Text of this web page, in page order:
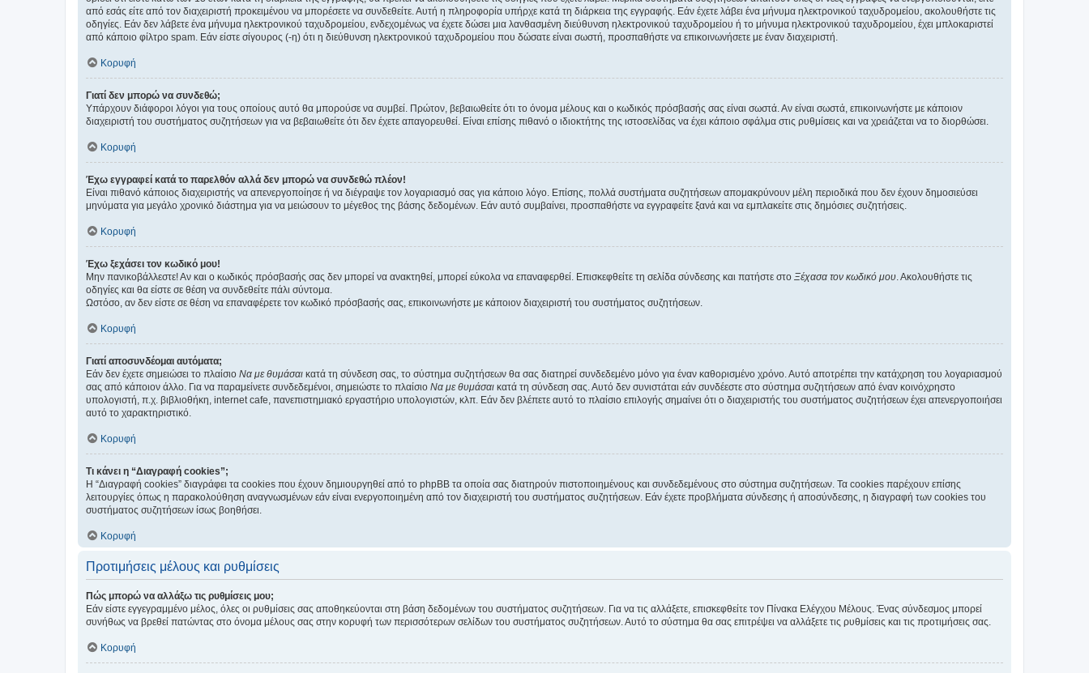
από εσάς είτε από τον διαχειριστή προκειμένου να μπορέσετε να συνδεθείτε. Αυτή η πληροφορία υπήρχε κατά τη διάρκεια της εγγραφής. Εάν έχετε λάβει ένα μήνυμα ηλεκτρονικού ταχυδρομείου, ακολουθήστε τις
οδηγίες. Εάν δεν λάβετε ένα μήνυμα ηλεκτρονικού ταχυδρομείου, ενδεχομένως να έχετε δώσει μια λανθασμένη διεύθυνση ηλεκτρονικού ταχυδρομείου ή το μήνυμα ηλεκτρονικού ταχυδρομείου, έχει μπλοκαριστεί
από κάποιο φίλτρο spam. Εάν είστε σίγουρος (-η) ότι η διεύθυνση ηλεκτρονικού ταχυδρομείου που δώσατε είναι σωστή, προσπαθήστε να επικοινωνήσετε με έναν διαχειριστή.
Κορυφή
Γιατί δεν μπορώ να συνδεθώ;
Υπάρχουν διάφοροι λόγοι για τους οποίους αυτό θα μπορούσε να συμβεί. Πρώτον, βεβαιωθείτε ότι το όνομα μέλους και ο κωδικός πρόσβασής σας είναι σωστά. Αν είναι σωστά, επικοινωνήστε με κάποιον
διαχειριστή του συστήματος συζητήσεων για να βεβαιωθείτε ότι δεν έχετε απαγορευθεί. Είναι επίσης πιθανό ο ιδιοκτήτης της ιστοσελίδας να έχει κάποιο σφάλμα στις ρυθμίσεις και να χρειάζεται να το διορθώσει.
Κορυφή
Έχω εγγραφεί κατά το παρελθόν αλλά δεν μπορώ να συνδεθώ πλέον!
Είναι πιθανό κάποιος διαχειριστής να απενεργοποίησε ή να διέγραψε τον λογαριασμό σας για κάποιο λόγο. Επίσης, πολλά συστήματα συζητήσεων απομακρύνουν μέλη περιοδικά που δεν έχουν δημοσιεύσει
μηνύματα για μεγάλο χρονικό διάστημα για να μειώσουν το μέγεθος της βάσης δεδομένων. Εάν αυτό συμβαίνει, προσπαθήστε να εγγραφείτε ξανά και να εμπλακείτε στις δημόσιες συζητήσεις.
Κορυφή
Έχω ξεχάσει τον κωδικό μου!
Μην πανικοβάλλεστε! Αν και ο κωδικός πρόσβασής σας δεν μπορεί να ανακτηθεί, μπορεί εύκολα να επαναφερθεί. Επισκεφθείτε τη σελίδα σύνδεσης και πατήστε στο Ξέχασα τον κωδικό μου . Ακολουθήστε τις
οδηγίες και θα είστε σε θέση να συνδεθείτε πάλι σύντομα.
Ωστόσο, αν δεν είστε σε θέση να επαναφέρετε τον κωδικό πρόσβασής σας, επικοινωνήστε με κάποιον διαχειριστή του συστήματος συζητήσεων.
Κορυφή
Γιατί αποσυνδέομαι αυτόματα;
Εάν δεν έχετε σημειώσει το πλαίσιο Να με θυμάσαι κατά τη σύνδεση σας, το σύστημα συζητήσεων θα σας διατηρεί συνδεδεμένο μόνο για έναν καθορισμένο χρόνο. Αυτό αποτρέπει την κατάχρηση του λογαριασμού
σας από κάποιον άλλο. Για να παραμείνετε συνδεδεμένοι, σημειώστε το πλαίσιο Να με θυμάσαι κατά τη σύνδεση σας. Αυτό δεν συνιστάται εάν συνδέεστε στο σύστημα συζητήσεων από έναν κοινόχρηστο
υπολογιστή, π.χ. βιβλιοθήκη, internet cafe, πανεπιστημιακό εργαστήριο υπολογιστών, κλπ. Εάν δεν βλέπετε αυτό το πλαίσιο επιλογής σημαίνει ότι ο διαχειριστής του συστήματος συζητήσεων έχει απενεργοποιήσει
αυτό το χαρακτηριστικό.
Κορυφή
Τι κάνει η “Διαγραφή cookies”;
Η “Διαγραφή cookies” διαγράφει τα cookies που έχουν δημιουργηθεί από το phpBB τα οποία σας διατηρούν πιστοποιημένους και συνδεδεμένους στο σύστημα συζητήσεων. Τα cookies παρέχουν επίσης
λειτουργίες όπως η παρακολούθηση αναγνωσμένων εάν είναι ενεργοποιημένη από τον διαχειριστή του συστήματος συζητήσεων. Εάν έχετε προβλήματα σύνδεσης ή αποσύνδεσης, η διαγραφή των cookies του
συστήματος συζητήσεων ίσως βοηθήσει.
Κορυφή
Προτιμήσεις μέλους και ρυθμίσεις
Πώς μπορώ να αλλάξω τις ρυθμίσεις μου;
Εάν είστε εγγεγραμμένο μέλος, όλες οι ρυθμίσεις σας αποθηκεύονται στη βάση δεδομένων του συστήματος συζητήσεων. Για να τις αλλάξετε, επισκεφθείτε τον Πίνακα Ελέγχου Μέλους. Ένας σύνδεσμος μπορεί
συνήθως να βρεθεί πατώντας στο όνομα μέλους σας στην κορυφή των περισσότερων σελίδων του συστήματος συζητήσεων. Αυτό το σύστημα θα σας επιτρέψει να αλλάξετε τις ρυθμίσεις και τις προτιμήσεις σας.
Κορυφή